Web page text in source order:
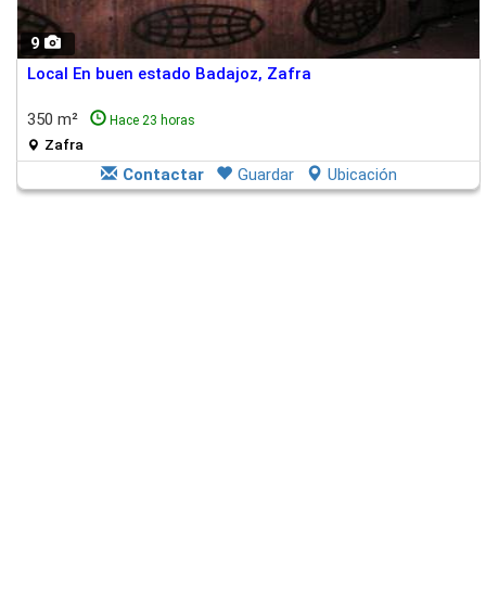
9
Local En buen estado Badajoz, Zafra
350 m² Hace 23 horas
Zafra
Contactar Guardar Ubicación